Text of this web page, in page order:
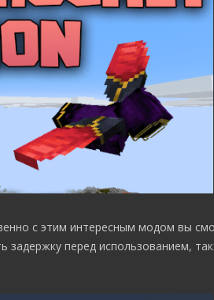
с этим интересным модом вы
задержку перед использованием,